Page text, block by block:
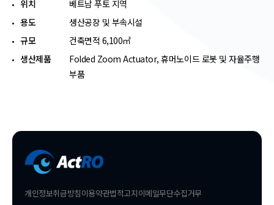
위치
베트남 푸토 지역
용도
생산공장 및 부속시설​
규모
건축면적 6,100㎡​
생산제품
Folded Zoom Actuator, 휴머노이드 로봇 및 자율주행
부품
개인정보취급방침이용약관법적고지이메일무단수집거무